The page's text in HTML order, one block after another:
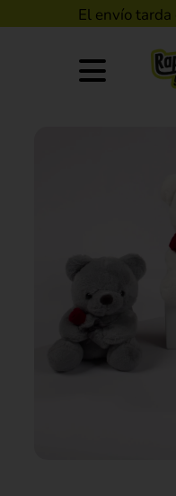
El envío